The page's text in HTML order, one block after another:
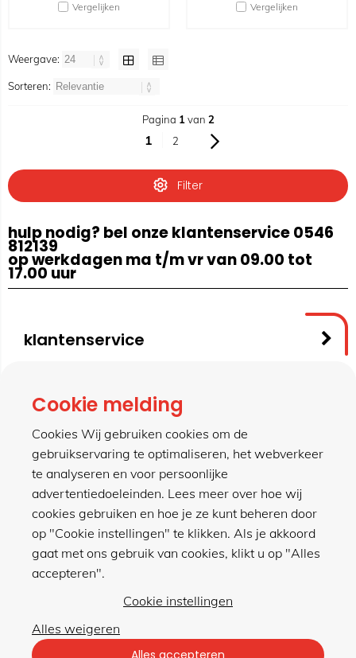
Vergelijken Vergelijken
Weergave:
Sorteren:
Pagina 1 van 2
1 2
Filter
hulp nodig? bel onze klantenservice 0546
812139
op werkdagen ma t/m vr van 09.00 tot
17.00 uur
klantenservice
contact
meer van hillen
winkel
Algemene voorwaarden
Cookie melding
Cookies Wij gebruiken cookies om de
gebruikservaring te optimaliseren, het webverkeer
te analyseren en voor persoonlijke
advertentiedoeleinden. Lees meer over hoe wij
cookies gebruiken en hoe je ze kunt beheren door
op "Cookie instellingen" te klikken. Als je akkoord
gaat met ons gebruik van cookies, klikt u op "Alles
accepteren".
Cookie instellingen
Alles weigeren
Alles accepteren